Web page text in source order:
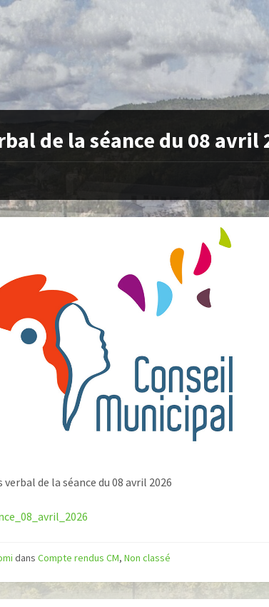
de la séance du 08 avril
de la séance du 08 avril 2026
dansCompte rendus CM,Non classé